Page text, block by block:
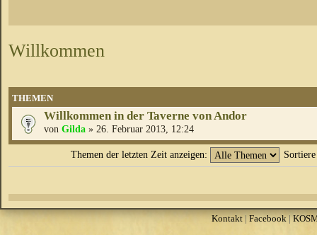
Willkommen
THEMEN
Willkommen in der Taverne von Andor
von Gilda » 26. Februar 2013, 12:24
Themen der letzten Zeit anzeigen:
Kontakt|Facebook|